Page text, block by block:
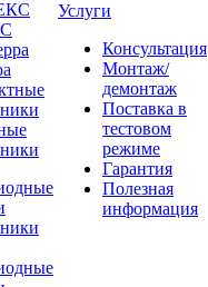
Услуги
Консультация
Монтаж/
демонтаж
Поставка в
тестовом
режиме
Гарантия
Полезная
информация